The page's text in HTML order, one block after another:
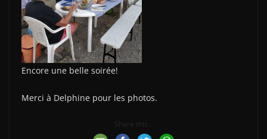
Encore une belle soirée!
Merci à Delphine pour les photos.
Share this...